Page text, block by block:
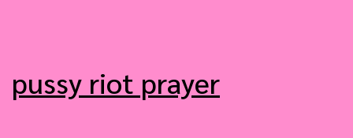
pussy riot prayer